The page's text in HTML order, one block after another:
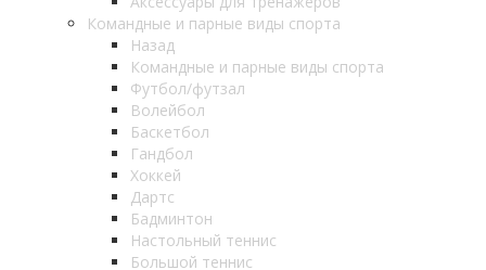
Командные и парные виды спорта
Назад
Командные и парные виды спорта
Футбол/футзал
Волейбол
Баскетбол
Гандбол
Хоккей
Дартс
Бадминтон
Настольный теннис
Большой теннис